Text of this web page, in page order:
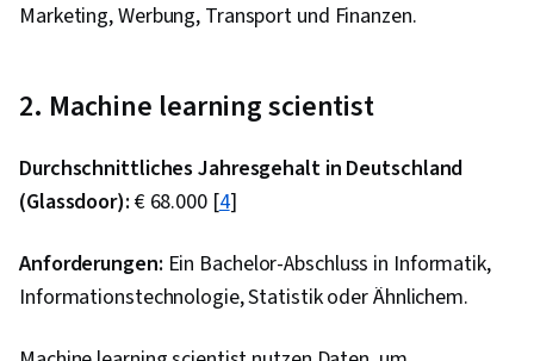
Marketing, Werbung, Transport und Finanzen.
2. Machine learning scientist
Durchschnittliches Jahresgehalt in Deutschland
(Glassdoor): € 68.000 [4]
Anforderungen: Ein Bachelor-Abschluss in Informatik,
Informationstechnologie, Statistik oder Ähnlichem.